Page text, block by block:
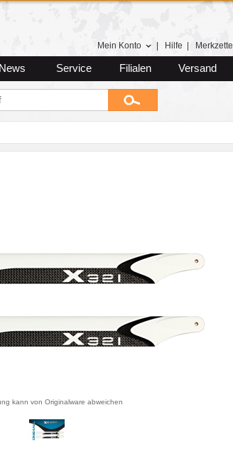
Mein Konto Hilfe Merkzettel
News Service Filialen Versand
kann von Originalware abweichen